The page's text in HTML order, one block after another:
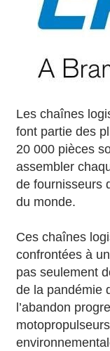
Les chaînes
font partie des
20 000 pièces
assembler
de fournisseurs
du monde.
Ces chaînes
confrontées à
pas seulement
de la pandémie
l’abandon